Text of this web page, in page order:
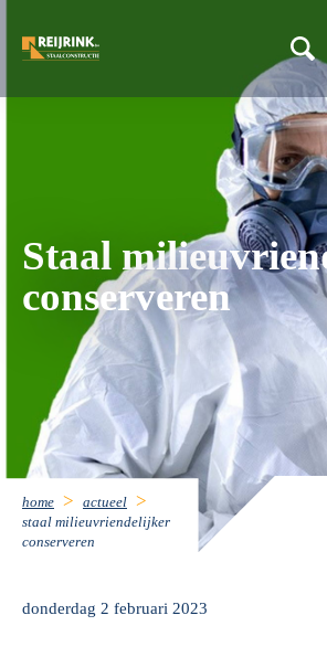
Staal
conserveren
home
actueel
staal milieuvriendelijker
conserveren
donderdag 2 februari 2023